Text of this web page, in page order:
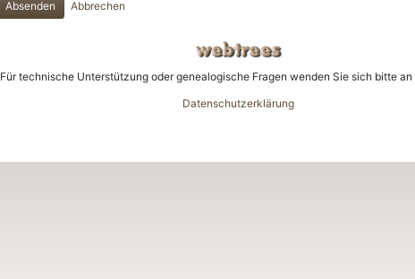
Absenden Abbrechen
Für technische Unterstützung oder genealogische Fragen wenden Sie sich bitte an
Datenschutzerklärung